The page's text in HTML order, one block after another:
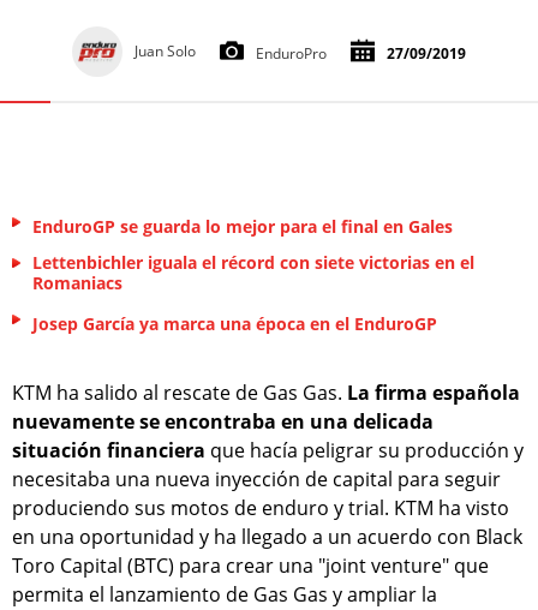
Juan Solo EnduroPro 27/09/2019
EnduroGP se guarda lo mejor para el final en Gales
Lettenbichler iguala el récord con siete victorias en el
Romaniacs
Josep García ya marca una época en el EnduroGP
KTM ha salido al rescate de Gas Gas. La firma española
nuevamente se encontraba en una delicada
situación financiera que hacía peligrar su producción y
necesitaba una nueva inyección de capital para seguir
produciendo sus motos de enduro y trial. KTM ha visto
en una oportunidad y ha llegado a un acuerdo con Black
Toro Capital (BTC) para crear una "joint venture" que
permita el lanzamiento de Gas Gas y ampliar la